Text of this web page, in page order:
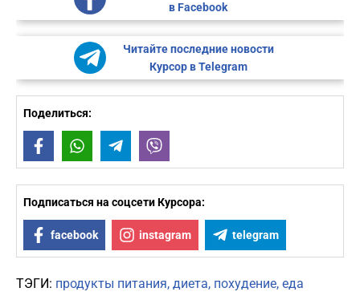
в Facebook
Читайте последние новости
Курсор в Telegram
Поделиться:
FacebookWhatsAppTelegram
Подписаться на соцсети Курсора:
facebook instagram telegram
ТЭГИ: продукты питания диета похудение еда